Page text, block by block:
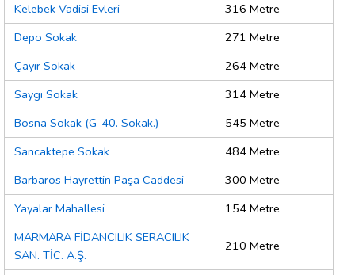
Kelebek Vadisi Evleri
316 Metre
Depo Sokak
271 Metre
Çayır Sokak
264 Metre
Saygı Sokak
314 Metre
Bosna Sokak (G-40. Sokak.)
545 Metre
Sancaktepe Sokak
484 Metre
Barbaros Hayrettin Paşa Caddesi
300 Metre
Yayalar Mahallesi
154 Metre
MARMARA FİDANCILIK SERACILIK
SAN. TİC. A.Ş.
210 Metre